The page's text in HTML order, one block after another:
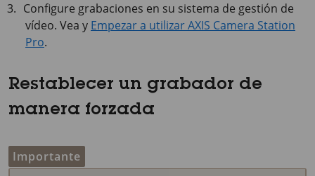
Configure grabaciones en su sistema de gestión de
vídeo. Vea y Empezar a utilizar AXIS Camera Station
Pro.
Restablecer un grabador de
manera forzada
Importante